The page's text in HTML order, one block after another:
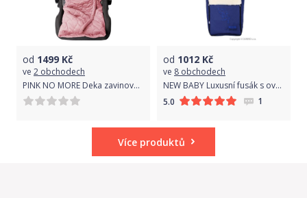
od 1499 Kč
ve 2 obchodech
PINK NO MORE Deka zavinovací do autosedačky PINK & DOTS
od 1012 Kč
ve 8 obchodech
NEW BABY Luxusní fusák s ovčím rounem New Baby tmavě modrý
5.0
1
Více produktů